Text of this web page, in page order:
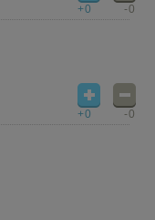
+0 -0
+0 -0